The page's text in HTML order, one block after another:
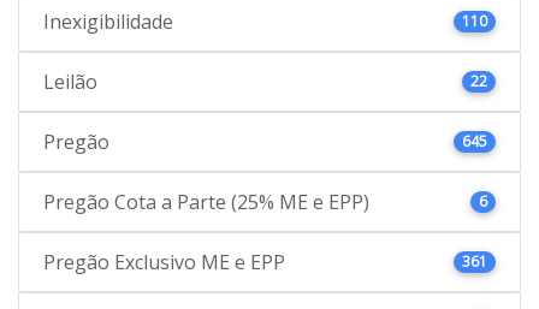
Inexigibilidade 110
Leilão 22
Pregão 645
Pregão Cota a Parte (25% ME e EPP) 6
Pregão Exclusivo ME e EPP 361